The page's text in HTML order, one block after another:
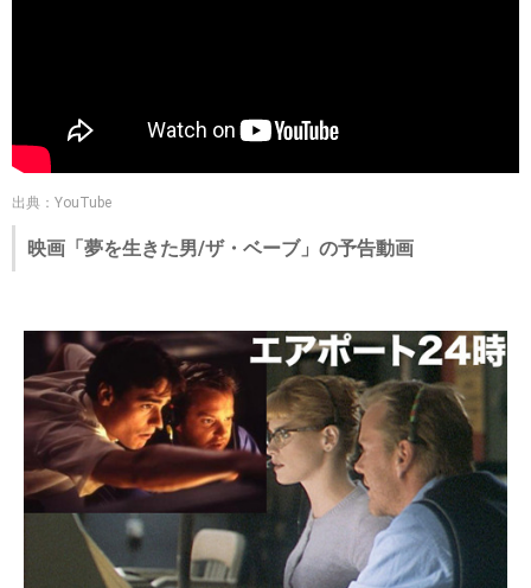
出典：YouTube
映画「夢を生きた男/ザ・ベーブ」の予告動画